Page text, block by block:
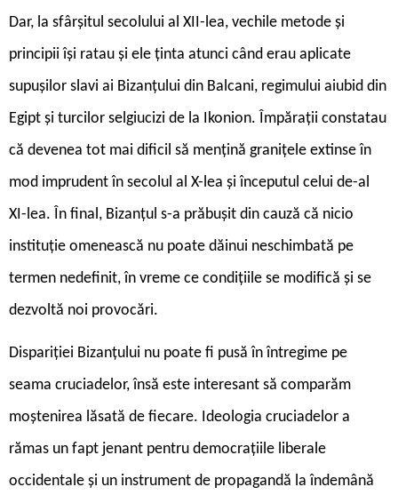
Dar, la sfârșitul secolului al XII-lea, vechile metode și
principii își ratau și ele ținta atunci când erau aplicate
supușilor slavi ai Bizanțului din Balcani, regimului aiubid din
Egipt și turcilor selgiucizi de la Ikonion. Împărații constatau
că devenea tot mai dificil să mențină granițele extinse în
mod imprudent în secolul al X-lea și începutul celui de-al
XI-lea. În final, Bizanțul s-a prăbușit din cauză că nicio
instituție omenească nu poate dăinui neschimbată pe
termen nedefinit, în vreme ce condițiile se modifică și se
dezvoltă noi provocări.
Dispariției Bizanțului nu poate fi pusă în întregime pe
seama cruciadelor, însă este interesant să comparăm
moștenirea lăsată de fiecare. Ideologia cruciadelor a
rămas un fapt jenant pentru democrațiile liberale
occidentale și un instrument de propagandă la îndemână